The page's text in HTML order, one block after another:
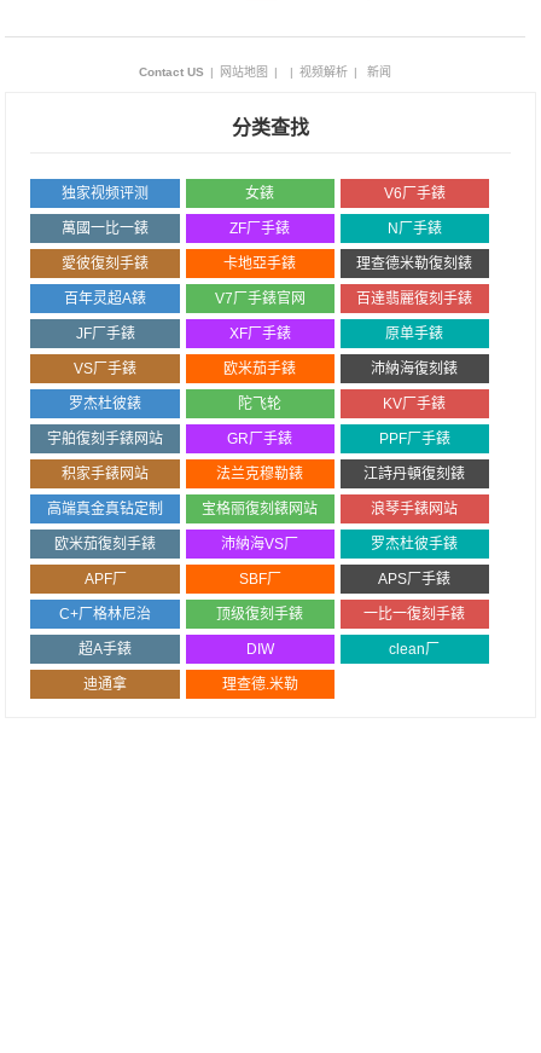
Contact US | 网站地图 | | 视频解析 | 新闻
分类查找
独家视频评测 女錶 V6厂手錶
萬國一比一錶 ZF厂手錶 N厂手錶
愛彼復刻手錶 卡地亞手錶 理查德米勒復刻錶
百年灵超A錶 V7厂手錶官网 百達翡麗復刻手錶
JF厂手錶 XF厂手錶 原单手錶
VS厂手錶 欧米茄手錶 沛納海復刻錶
罗杰杜彼錶 陀飞轮 KV厂手錶
宇舶復刻手錶网站 GR厂手錶 PPF厂手錶
积家手錶网站 法兰克穆勒錶 江詩丹頓復刻錶
高端真金真钻定制 宝格丽復刻錶网站 浪琴手錶网站
欧米茄復刻手錶 沛納海VS厂 罗杰杜彼手錶
APF厂 SBF厂 APS厂手錶
C+厂格林尼治 顶级復刻手錶 一比一復刻手錶
超A手錶 DIW clean厂
迪通拿 理查德.米勒